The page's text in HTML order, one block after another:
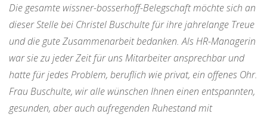
Die gesamte wissner-bosserhoff-Belegschaft möchte sich an
dieser Stelle bei Christel Buschulte für ihre jahrelange Treue
und die gute Zusammenarbeit bedanken. Als HR-Managerin
war sie zu jeder Zeit für uns Mitarbeiter ansprechbar und
hatte für jedes Problem, beruflich wie privat, ein offenes Ohr.
Frau Buschulte, wir alle wünschen Ihnen einen entspannten,
gesunden, aber auch aufregenden Ruhestand mit